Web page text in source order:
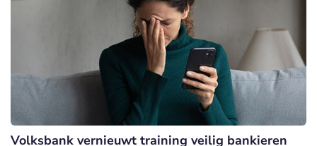
Volksbank vernieuwt training veilig bankieren